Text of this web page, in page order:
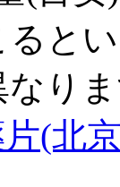
と
り
(北